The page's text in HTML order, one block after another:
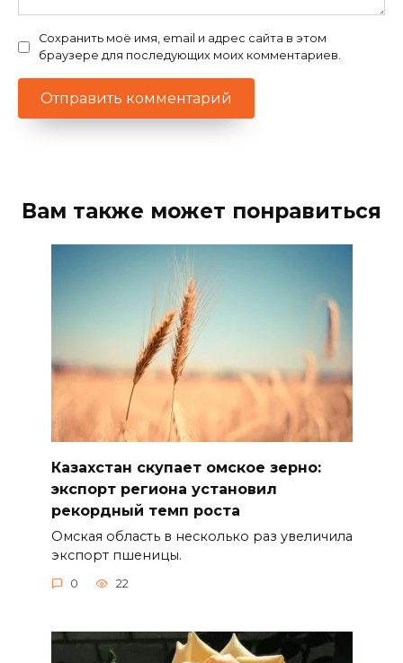
Сохранить моё имя, email и адрес сайта в этом
браузере для последующих моих комментариев.
Вам также может понравиться
Казахстан скупает омское зерно:
экспорт региона установил
рекордный темп роста
Омская область в несколько раз увеличила
экспорт пшеницы.
0 22